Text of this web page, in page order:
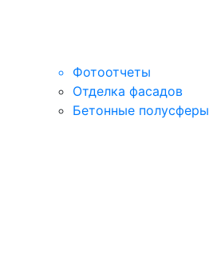
Фотоотчеты
Отделка фасадов
Бетонные полусферы